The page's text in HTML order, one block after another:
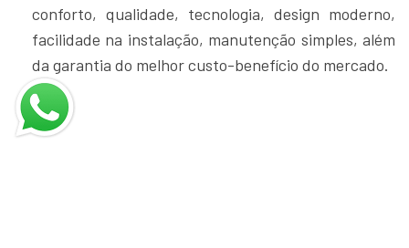
conforto, qualidade, tecnologia, design moderno,
facilidade na instalação, manutenção simples, além
da garantia do melhor custo-benefício do mercado.